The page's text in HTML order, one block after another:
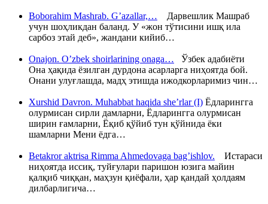
Boborahim Mashrab. G’azallar,… Дарвешлик Машраб
учун шоҳликдан баланд. У «жон тўтисини ишқ ила
сарбоз этай деб», жандани кийиб…
Onajon. O’zbek shoirlarining onaga… Ўзбек адабиёти
Она ҳақида ёзилган дурдона асарларга ниҳоятда бой.
Онани улуғлашда, мадҳ этишда ижодкорларимиз чин…
Xurshid Davron. Muhabbat haqida she’rlar (I) Ёдларингга
олурмисан сирли дамларни, Ёдларингга олурмисан
ширин ғамларни, Ёқиб қўйиб тун қўйнида ёки
шамларни Мени ёдга…
Betakror aktrisa Rimma Ahmedovaga bag’ishlov. Истараси
ниҳоятда иссиқ, туйғулари паришон юзига майин
қалқиб чиққан, маҳзун қиёфали, ҳар қандай ҳолдаям
дилбарлигича…